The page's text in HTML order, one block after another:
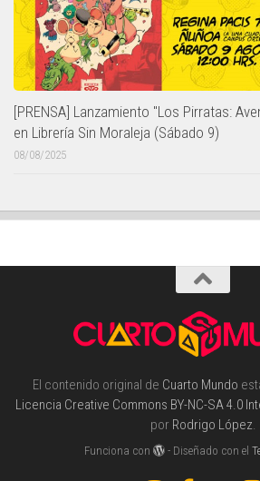
[PRENSA] Lanzamiento "Los Pirratas:
en Librería Sin Moraleja (Sábado 9)
08/08/2025
El contenido original de Cuarto Mundo
Licencia Creative Commons BY-NC-SA 4.0
por Rodrigo López.
Funciona con - Diseñado con el